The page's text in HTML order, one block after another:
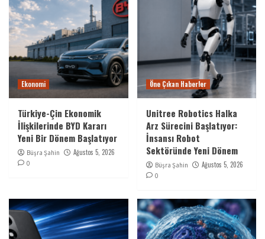
Ekonomi
Türkiye-Çin Ekonomik
İlişkilerinde BYD Kararı
Yeni Bir Dönem Başlatıyor
Büşra Şahin Ağustos 5, 2026
0
Öne Çıkan Haberler
Unitree Robotics Halka
Arz Sürecini Başlatıyor:
İnsansı Robot
Sektöründe Yeni Dönem
Büşra Şahin Ağustos 5, 2026
0